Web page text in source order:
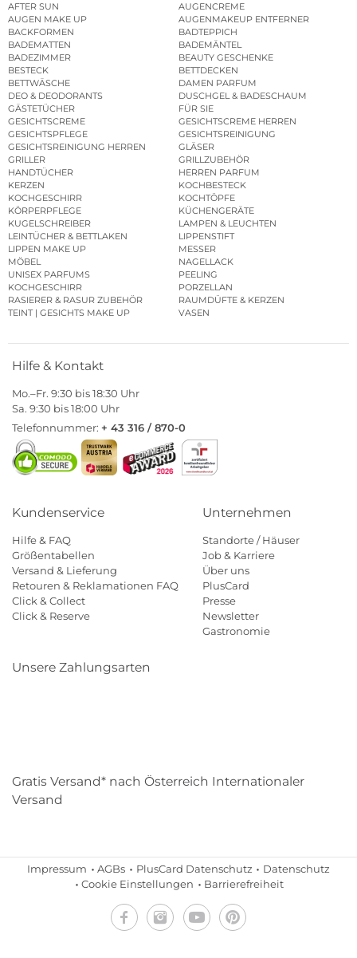
AFTER SUN
AUGENCREME
AUGEN MAKE UP
AUGENMAKEUP ENTFERNER
BACKFORMEN
BADTEPPICH
BADEMATTEN
BADEMÄNTEL
BADEZIMMER
BEAUTY GESCHENKE
BESTECK
BETTDECKEN
BETTWÄSCHE
DAMEN PARFUM
DEO & DEODORANTS
DUSCHGEL & BADESCHAUM
GÄSTETÜCHER
FÜR SIE
GESICHTSCREME
GESICHTSCREME HERREN
GESICHTSPFLEGE
GESICHTSREINIGUNG
GESICHTSREINIGUNG HERREN
GLÄSER
GRILLER
GRILLZUBEHÖR
HANDTÜCHER
HERREN PARFUM
KERZEN
KOCHBESTECK
KOCHGESCHIRR
KOCHTÖPFE
KÖRPERPFLEGE
KÜCHENGERÄTE
KUGELSCHREIBER
LAMPEN & LEUCHTEN
LEINTÜCHER & BETTLAKEN
LIPPENSTIFT
LIPPEN MAKE UP
MESSER
MÖBEL
NAGELLACK
UNISEX PARFUMS
PEELING
KOCHGESCHIRR
PORZELLAN
RASIERER & RASUR ZUBEHÖR
RAUMDÜFTE & KERZEN
TEINT | GESICHTS MAKE UP
VASEN
Hilfe & Kontakt
Mo.–Fr. 9:30 bis 18:30 Uhr
Sa. 9:30 bis 18:00 Uhr
Telefonnummer: + 43 316 / 870-0
Kundenservice
Hilfe & FAQ
Größentabellen
Versand & Lieferung
Retouren & Reklamationen FAQ
Click & Collect
Click & Reserve
Unternehmen
Standorte / Häuser
Job & Karriere
Über uns
PlusCard
Presse
Newsletter
Gastronomie
Unsere Zahlungsarten
Gratis Versand* nach Österreich Internationaler
Versand
Impressum AGBs PlusCard Datenschutz
Datenschutz
Cookie Einstellungen
Barrierefreiheit